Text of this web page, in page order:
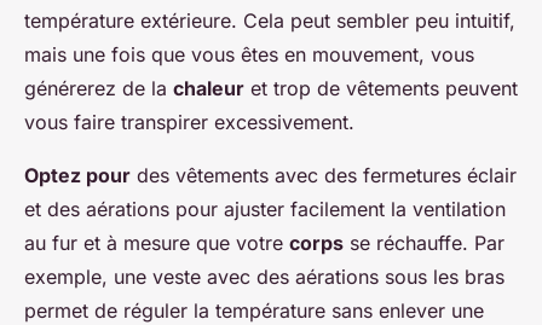
température extérieure. Cela peut sembler peu intuitif,
mais une fois que vous êtes en mouvement, vous
générerez de la chaleur et trop de vêtements peuvent
vous faire transpirer excessivement.
Optez pour des vêtements avec des fermetures éclair
et des aérations pour ajuster facilement la ventilation
au fur et à mesure que votre corps se réchauffe. Par
exemple, une veste avec des aérations sous les bras
permet de réguler la température sans enlever une